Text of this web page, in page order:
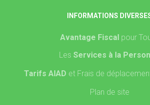
INFORMATIONS
Avantage Fiscal pour
Les Services à la
Tarifs AIAD et Frais de
Plan de site